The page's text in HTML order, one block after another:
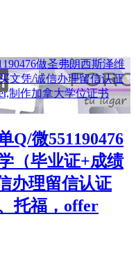
Q/微551190476
（毕业证+成绩
办理留信认证
托福，offer